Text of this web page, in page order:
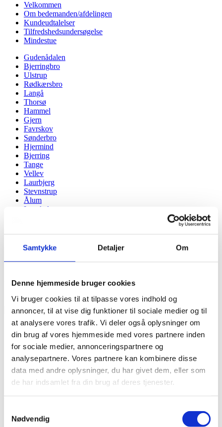
Samtykke Detaljer Om
Denne hjemmeside bruger cookies
Vi bruger cookies til at tilpasse vores indhold og
annoncer, til at vise dig funktioner til sociale medier og til
at analysere vores trafik. Vi deler også oplysninger om
din brug af vores hjemmeside med vores partnere inden
for sociale medier, annonceringspartnere og
analysepartnere. Vores partnere kan kombinere disse
data med andre oplysninger, du har givet dem, eller som
de har indsamlet fra din brug af deres tjenester.
Nødvendig
Velkommen
Om bedemanden/afdelingen
Kundeudtalelser
Tilfredshedsundersøgelse
Mindestue
Gudenådalen
Bjerringbro
Ulstrup
Rødkærsbro
Langå
Thorsø
Hammel
Gjern
Favrskov
Sønderbro
Hjermind
Bjerring
Tange
Vellev
Laurbjerg
Stevnstrup
Ålum
Løvskal
Mammen
Du er her:
Forside -
Rødkærsbro
Din lokale bedemand i Rødkærsbro. Bedemand Per Rasmussen har
mere end 30 års erfaring med begravelser og bisættelser, indsigt og
kendskab til Rødkærsbro og omegn's kirker, kapeller, muligheder,
traditioner og skikke mv., der kan gøre en forskel til en smuk,
personlig, moderne og ikke mindst mindeværdig afsked.
Gudenådalens Begravelsesforretning
8850 Bjerringbro
Vi svarer altid på telefon 8668 1130